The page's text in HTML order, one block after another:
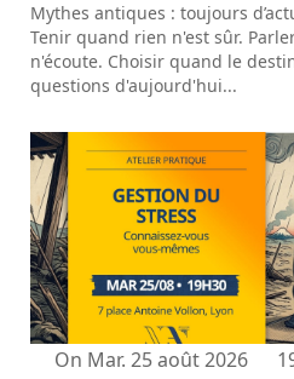
Mythes antiques : toujours
Tenir quand rien n'est sûr.
n'écoute. Choisir quand le
questions d'aujourd'hui...
On Mar. 25 août 2026